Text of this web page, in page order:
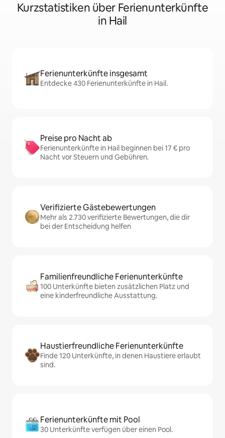
Kurzstatistiken über Ferienunterkünfte
in Hail
Ferienunterkünfte insgesamt
Entdecke 430 Ferienunterkünfte in Hail.
Preise pro Nacht ab
Ferienunterkünfte in Hail beginnen bei 17 € pro
Nacht vor Steuern und Gebühren.
Verifizierte Gästebewertungen
Mehr als 2.730 verifizierte Bewertungen, die dir
bei der Entscheidung helfen
Familienfreundliche Ferienunterkünfte
100 Unterkünfte bieten zusätzlichen Platz und
eine kinderfreundliche Ausstattung.
Haustierfreundliche Ferienunterkünfte
Finde 120 Unterkünfte, in denen Haustiere erlaubt
sind.
Ferienunterkünfte mit Pool
30 Unterkünfte verfügen über einen Pool.